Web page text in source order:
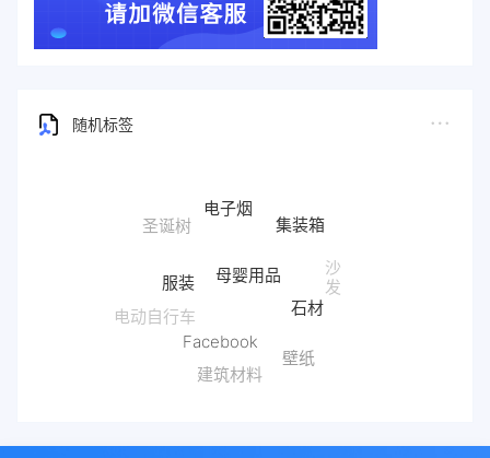
随机标签
沙
发
电动自行车
壁纸
建筑材料
Facebook